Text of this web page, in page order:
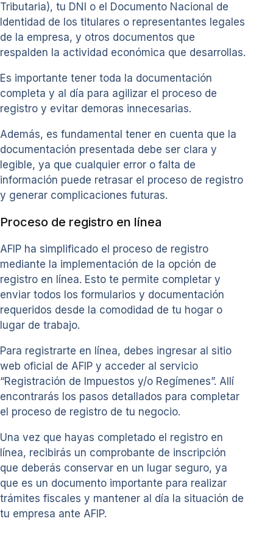
Tributaria), tu DNI o el Documento Nacional de
Identidad de los titulares o representantes legales
de la empresa, y otros documentos que
respalden la actividad económica que desarrollas.
Es importante tener toda la documentación
completa y al día para agilizar el proceso de
registro y evitar demoras innecesarias.
Además, es fundamental tener en cuenta que la
documentación presentada debe ser clara y
legible, ya que cualquier error o falta de
información puede retrasar el proceso de registro
y generar complicaciones futuras.
Proceso de registro en línea
AFIP ha simplificado el proceso de registro
mediante la implementación de la opción de
registro en línea. Esto te permite completar y
enviar todos los formularios y documentación
requeridos desde la comodidad de tu hogar o
lugar de trabajo.
Para registrarte en línea, debes ingresar al sitio
web oficial de AFIP y acceder al servicio
“Registración de Impuestos y/o Regímenes”. Allí
encontrarás los pasos detallados para completar
el proceso de registro de tu negocio.
Una vez que hayas completado el registro en
línea, recibirás un comprobante de inscripción
que deberás conservar en un lugar seguro, ya
que es un documento importante para realizar
trámites fiscales y mantener al día la situación de
tu empresa ante AFIP.